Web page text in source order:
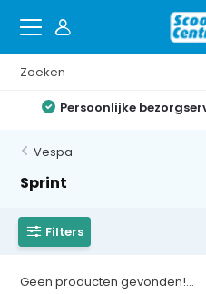
Persoonlijke
Vespa
Sprint
Filters
Geen producten gevonden!...